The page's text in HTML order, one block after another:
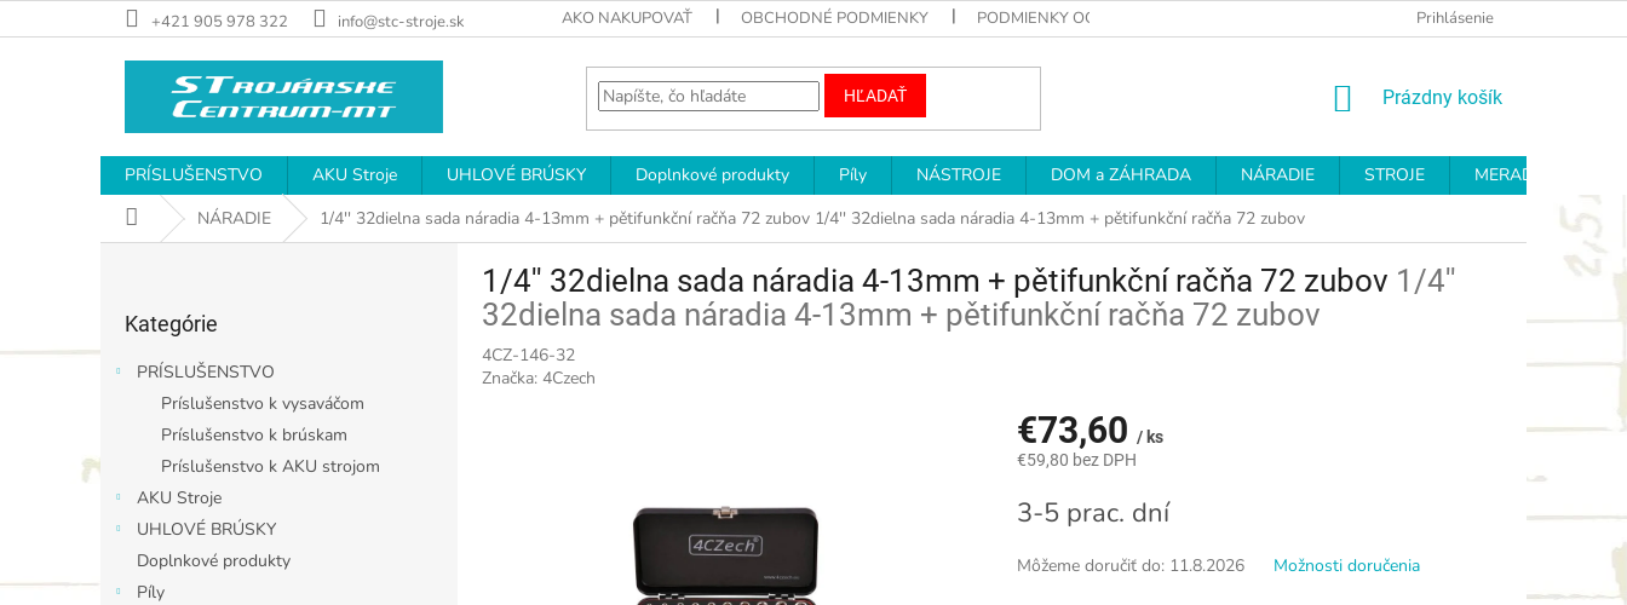
na
+421 905 978 322 info@stc-stroje.sk AKO NAKUPOVAŤ OBCHODNÉ PODMIENKY PODMIENKY OCHRANY OSOBNÝCH ÚDAJOV REKLAMAČNÝ PROTOKOL
Prihlásenie
HĽADAŤ
NÁKUPNÝ
Prázdny košík
PRÍSLUŠENSTVO AKU Stroje UHLOVÉ BRÚSKY Doplnkové produkty Píly NÁSTROJE DOM a ZÁHRADA NÁRADIE STROJE MERADLÁ
DomovNÁRADIE 1/4'' 32dielna sada náradia 4-13mm + pětifunkční račňa 72 zubov 1/4'' 32dielna sada náradia 4-13mm + pětifunkční račňa 72 zubov
ý
e
kategórie
Kategórie
PRÍSLUŠENSTVO
Príslušenstvo k vysaváčom
Príslušenstvo k brúskam
Príslušenstvo k AKU strojom
AKU Stroje
UHLOVÉ BRÚSKY
Doplnkové produkty
Píly
1/4'' 32dielna sada náradia 4-13mm + pětifunkční račňa 72 zubov 1/4''
32dielna sada náradia 4-13mm + pětifunkční račňa 72 zubov
4CZ-146-32
Značka: 4Czech
€73,60 / ks
€59,80 bez DPH
cena:
3-5 prac. dní
Môžeme doručiť do: 11.8.2026 Možnosti doručenia